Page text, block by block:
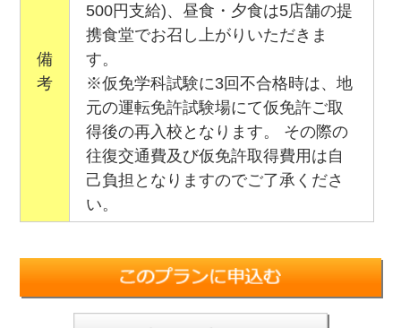
備
考
500円支給)、昼食・夕食は5店舗の提
携食堂でお召し上がりいただきま
す。
※仮免学科試験に3回不合格時は、地
元の運転免許試験場にて仮免許ご取
得後の再入校となります。 その際の
往復交通費及び仮免許取得費用は自
己負担となりますのでご了承くださ
い。